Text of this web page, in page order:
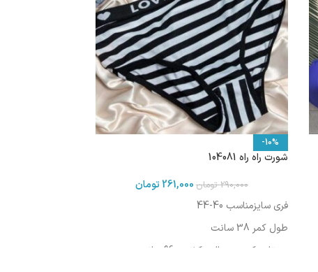
-10%
شورت راه راه 104081
290,000 تومان 261,000 تومان
فری سایزمناسب 40-44
طول کمر 38 سانت
دورتادورکمر در حالت کشیده 96 سانت